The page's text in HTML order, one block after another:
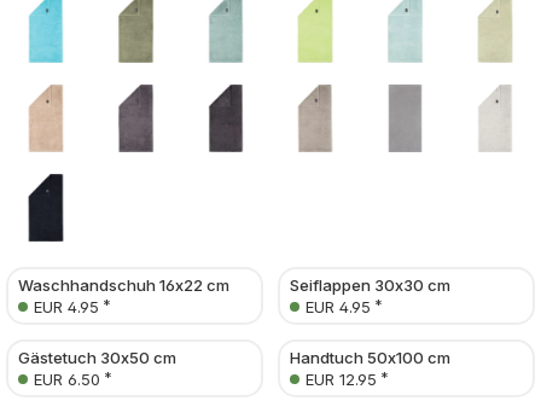
Waschhandschuh 16x22 cm
EUR 4.95 *
Seiflappen 30x30 cm
EUR 4.95 *
Gästetuch 30x50 cm
EUR 6.50 *
Handtuch 50x100 cm
EUR 12.95 *